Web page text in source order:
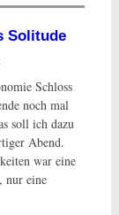
Solitude
Schloss
noch mal
soll ich dazu
Abend.
war eine
nur eine